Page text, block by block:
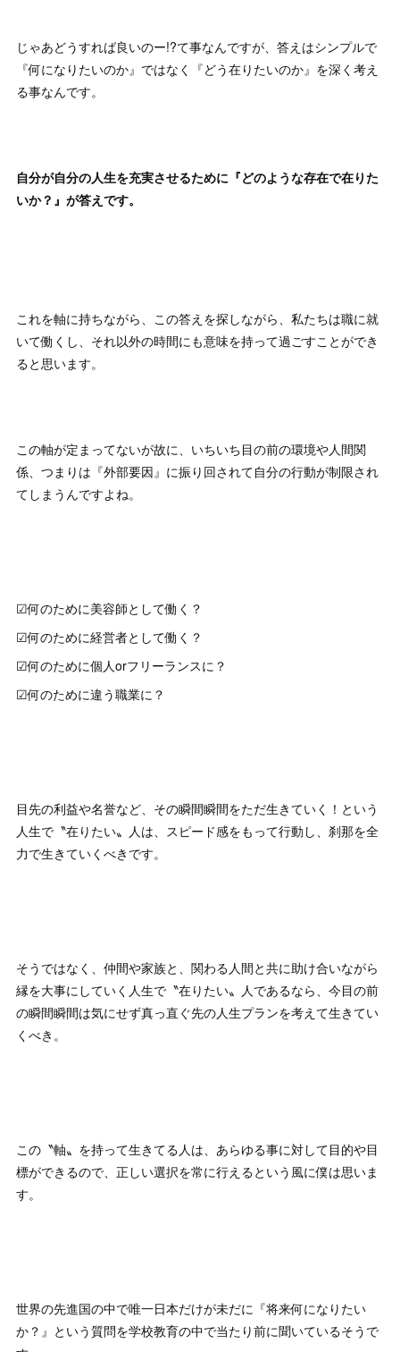
じゃあどうすれば良いのー!?て事なんですが、答えはシンプルで
『何になりたいのか』ではなく『どう在りたいのか』を深く考え
る事なんです。
自分が自分の人生を充実させるために『どのような存在で在りた
いか？』が答えです。
これを軸に持ちながら、この答えを探しながら、私たちは職に就
いて働くし、それ以外の時間にも意味を持って過ごすことができ
ると思います。
この軸が定まってないが故に、いちいち目の前の環境や人間関
係、つまりは『外部要因』に振り回されて自分の行動が制限され
てしまうんですよね。
☑︎何のために美容師として働く？
☑︎何のために経営者として働く？
☑︎何のために個人orフリーランスに？
☑︎何のために違う職業に？
目先の利益や名誉など、その瞬間瞬間をただ生きていく！という
人生で〝在りたい〟人は、スピード感をもって行動し、刹那を全
力で生きていくべきです。
そうではなく、仲間や家族と、関わる人間と共に助け合いながら
縁を大事にしていく人生で〝在りたい〟人であるなら、今目の前
の瞬間瞬間は気にせず真っ直ぐ先の人生プランを考えて生きてい
くべき。
この〝軸〟を持って生きてる人は、あらゆる事に対して目的や目
標ができるので、正しい選択を常に行えるという風に僕は思いま
す。
世界の先進国の中で唯一日本だけが未だに『将来何になりたい
か？』という質問を学校教育の中で当たり前に聞いているそうで